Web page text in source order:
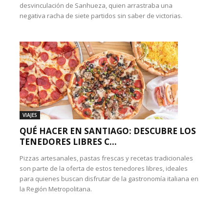
desvinculación de Sanhueza, quien arrastraba una
negativa racha de siete partidos sin saber de victorias.
VIAJES
QUÉ HACER EN SANTIAGO: DESCUBRE LOS
TENEDORES LIBRES C...
Pizzas artesanales, pastas frescas y recetas tradicionales
son parte de la oferta de estos tenedores libres, ideales
para quienes buscan disfrutar de la gastronomía italiana en
la Región Metropolitana.